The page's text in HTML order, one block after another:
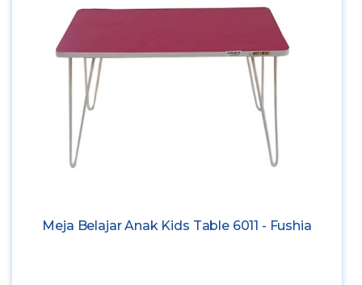
Meja Belajar Anak Kids Table 6011 - Fushia